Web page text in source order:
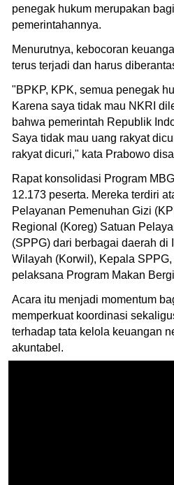
penegak hukum merupakan
pemerintahannya.
Menurutnya, kebocoran
terus terjadi dan harus
"BPKP, KPK, semua penegak
Karena saya tidak mau NKRI
bahwa pemerintah Republik
Saya tidak mau uang rakyat
rakyat dicuri," kata Prabowo
Rapat konsolidasi Program
12.173 peserta. Mereka terdiri
Pelayanan Pemenuhan Gizi
Regional (Koreg) Satuan
(SPPG) dari berbagai daerah di
Wilayah (Korwil), Kepala SPPG,
pelaksana Program Makan
Acara itu menjadi momentum
memperkuat koordinasi
terhadap tata kelola keuangan
akuntabel.